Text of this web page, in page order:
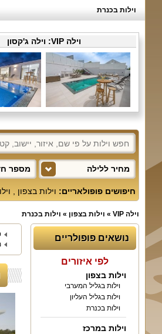
וילות בכנרת
וילה VIP: וילה ג'קסון
מספר מחיר ללילה
חיפושים פופולאריים: וילות בצפון
וילה VIP » וילות בצפון » וילות בכנרת
נושאים פופולריים
לפי איזורים
וילות בצפון
וילות בגליל המערבי
וילות בגליל העליון
וילות בכנרת
וילות במרכז